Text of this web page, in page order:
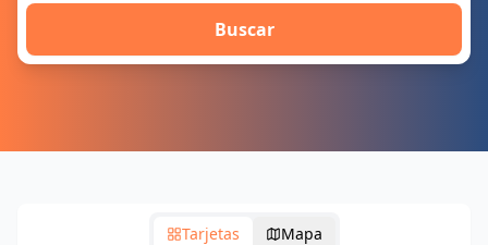
Buscar
Tarjetas
Mapa